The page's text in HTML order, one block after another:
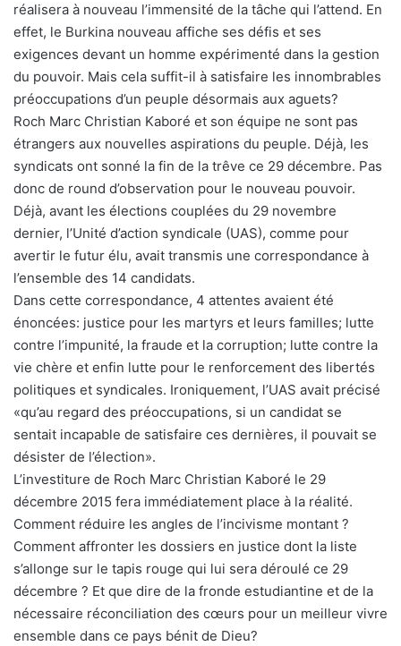
réalisera à nouveau l’immensité de la tâche qui l’attend. En
effet, le Burkina nouveau affiche ses défis et ses
exigences devant un homme expérimenté dans la gestion
du pouvoir. Mais cela suffit-il à satisfaire les innombrables
préoccupations d’un peuple désormais aux aguets?
Roch Marc Christian Kaboré et son équipe ne sont pas
étrangers aux nouvelles aspirations du peuple. Déjà, les
syndicats ont sonné la fin de la trêve ce 29 décembre. Pas
donc de round d’observation pour le nouveau pouvoir.
Déjà, avant les élections couplées du 29 novembre
dernier, l’Unité d’action syndicale (UAS), comme pour
avertir le futur élu, avait transmis une correspondance à
l’ensemble des 14 candidats.
Dans cette correspondance, 4 attentes avaient été
énoncées: justice pour les martyrs et leurs familles; lutte
contre l’impunité, la fraude et la corruption; lutte contre la
vie chère et enfin lutte pour le renforcement des libertés
politiques et syndicales. Ironiquement, l’UAS avait précisé
«qu’au regard des préoccupations, si un candidat se
sentait incapable de satisfaire ces dernières, il pouvait se
désister de l’élection».
L’investiture de Roch Marc Christian Kaboré le 29
décembre 2015 fera immédiatement place à la réalité.
Comment réduire les angles de l’incivisme montant ?
Comment affronter les dossiers en justice dont la liste
s’allonge sur le tapis rouge qui lui sera déroulé ce 29
décembre ? Et que dire de la fronde estudiantine et de la
nécessaire réconciliation des cœurs pour un meilleur vivre
ensemble dans ce pays bénit de Dieu?